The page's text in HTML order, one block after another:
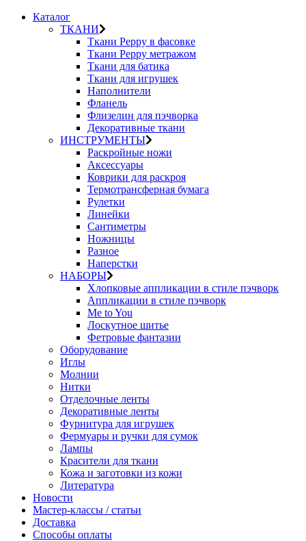
Каталог
ТКАНИ
Ткани Peppy в фасовке
Ткани Peppy метражом
Ткани для батика
Ткани для игрушек
Наполнители
Фланель
Флизелин для пэчворка
Декоративные ткани
ИНСТРУМЕНТЫ
Раскройные ножи
Аксессуары
Коврики для раскроя
Термотрансферная бумага
Рулетки
Линейки
Сантиметры
Ножницы
Разное
Наперстки
НАБОРЫ
Хлопковые аппликации в стиле пэчворк
Аппликации в стиле пэчворк
Me to You
Лоскутное шитье
Фетровые фантазии
Оборудование
Иглы
Молнии
Нитки
Отделочные ленты
Декоративные ленты
Фурнитура для игрушек
Фермуары и ручки для сумок
Лампы
Красители для ткани
Кожа и заготовки из кожи
Литература
Новости
Мастер-классы / статьи
Доставка
Способы оплаты